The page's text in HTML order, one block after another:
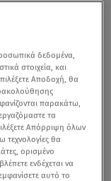
δεδομένα,
στοιχεία, και
Αποδοχή, θα
παρακάτω,
τα
Απόρριψη όλων
θα
ορισμένο
ενδέχεται να
αυτό το